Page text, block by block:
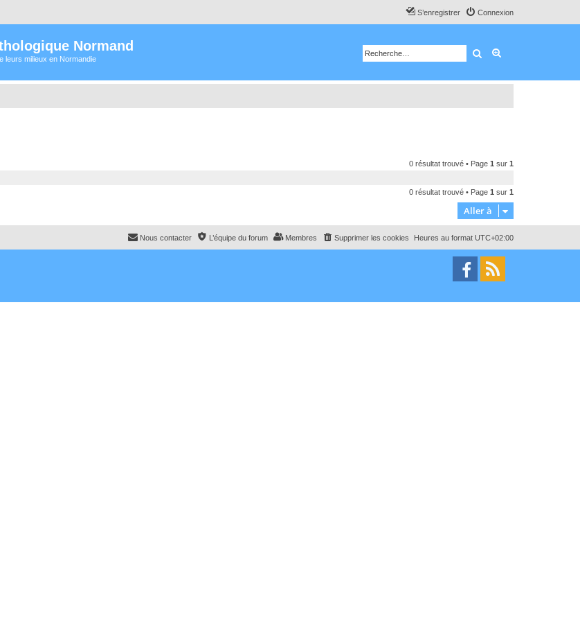
Connexion
S’enregistrer
Normand
leurs milieux en Normandie Rechercher
0 résultat trouvé • Page 1 sur 1
0 résultat trouvé • Page 1 sur 1
Aller à
Heures au format UTC+02:00
Supprimer les cookies
Membres
L’équipe du forum
Nous contacter